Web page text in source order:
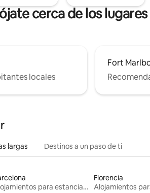
cerca de los
locales
Fort
largas Destinos a un paso de ti
Alojamientos para estancias largas
Florencia